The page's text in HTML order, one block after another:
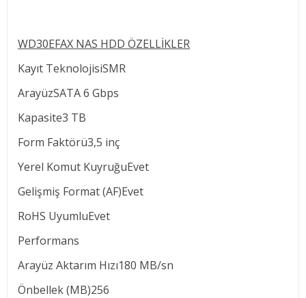
WD30EFAX NAS HDD ÖZELLİKLER
Kayıt TeknolojisiSMR
ArayüzSATA 6 Gbps
Kapasite3 TB
Form Faktörü3,5 inç
Yerel Komut KuyruğuEvet
Gelişmiş Format (AF)Evet
RoHS UyumluEvet
Performans
Arayüz Aktarım Hızı180 MB/sn
Önbellek (MB)256